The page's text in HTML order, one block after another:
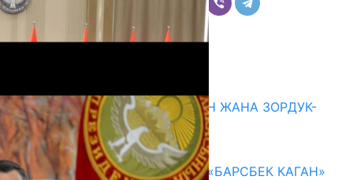
Комментарийлер
ГЕНДЕРДИК БАСМЫРЛООДОН ЖАНА ЗОРДУК-
ЗОМБУЛУКТАН КОРГОО
07.08.2026
КЫРГЫЗ ТАРЫХЫ ТАСМАДА: «БАРСБЕК КАГАН»